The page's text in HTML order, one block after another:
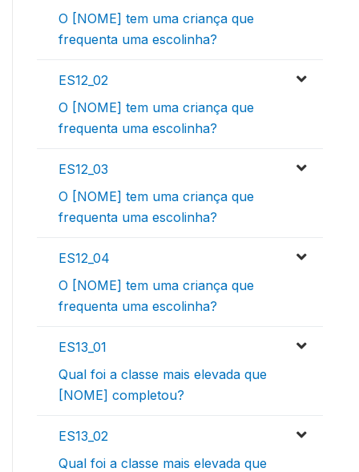
O [NOME] tem uma criança que
frequenta uma escolinha?
ES12_02
O [NOME] tem uma criança que
frequenta uma escolinha?
ES12_03
O [NOME] tem uma criança que
frequenta uma escolinha?
ES12_04
O [NOME] tem uma criança que
frequenta uma escolinha?
ES13_01
Qual foi a classe mais elevada que
[NOME] completou?
ES13_02
Qual foi a classe mais elevada que